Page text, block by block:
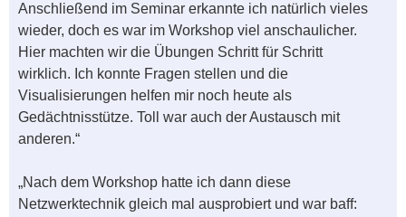
Anschließend im Seminar erkannte ich natürlich vieles
wieder, doch es war im Workshop viel anschaulicher.
Hier machten wir die Übungen Schritt für Schritt
wirklich. Ich konnte Fragen stellen und die
Visualisierungen helfen mir noch heute als
Gedächtnisstütze. Toll war auch der Austausch mit
anderen.“
„Nach dem Workshop hatte ich dann diese
Netzwerktechnik gleich mal ausprobiert und war baff: